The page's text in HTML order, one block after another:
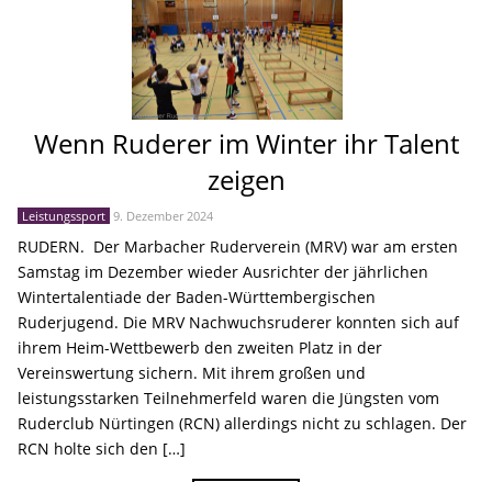
Wenn Ruderer im Winter ihr Talent
zeigen
Leistungssport 9. Dezember 2024
RUDERN. Der Marbacher Ruderverein (MRV) war am ersten
Samstag im Dezember wieder Ausrichter der jährlichen
Wintertalentiade der Baden-Württembergischen
Ruderjugend. Die MRV Nachwuchsruderer konnten sich auf
ihrem Heim-Wettbewerb den zweiten Platz in der
Vereinswertung sichern. Mit ihrem großen und
leistungsstarken Teilnehmerfeld waren die Jüngsten vom
Ruderclub Nürtingen (RCN) allerdings nicht zu schlagen. Der
RCN holte sich den […]